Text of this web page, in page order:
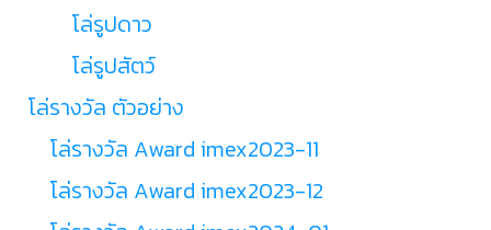
โล่รูปดาว
โล่รูปสัตว์
โล่รางวัล ตัวอย่าง
โล่รางวัล Award imex2023-11
โล่รางวัล Award imex2023-12